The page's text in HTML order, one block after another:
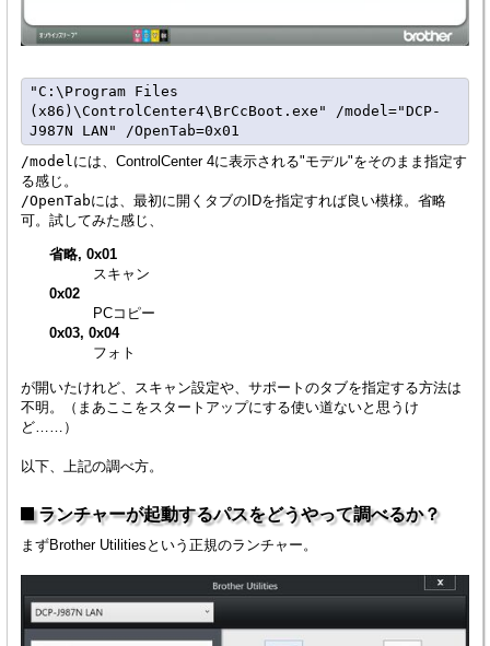
"C:\Program Files
(x86)\ControlCenter4\BrCcBoot.exe" /model="DCP-
/modelには、ControlCenter 4に表示される"モデル"をそのまま指定す
る感じ。
/OpenTabには、最初に開くタブのIDを指定すれば良い模様。省略
可。試してみた感じ、
省略, 0x01
スキャン
0x02
PCコピー
0x03, 0x04
フォト
が開いたけれど、スキャン設定や、サポートのタブを指定する方法は
不明。（まあここをスタートアップにする使い道ないと思うけ
ど……）
以下、上記の調べ方。
ランチャーが起動するパスをどうやって調べるか？
まずBrother Utilitiesという正規のランチャー。